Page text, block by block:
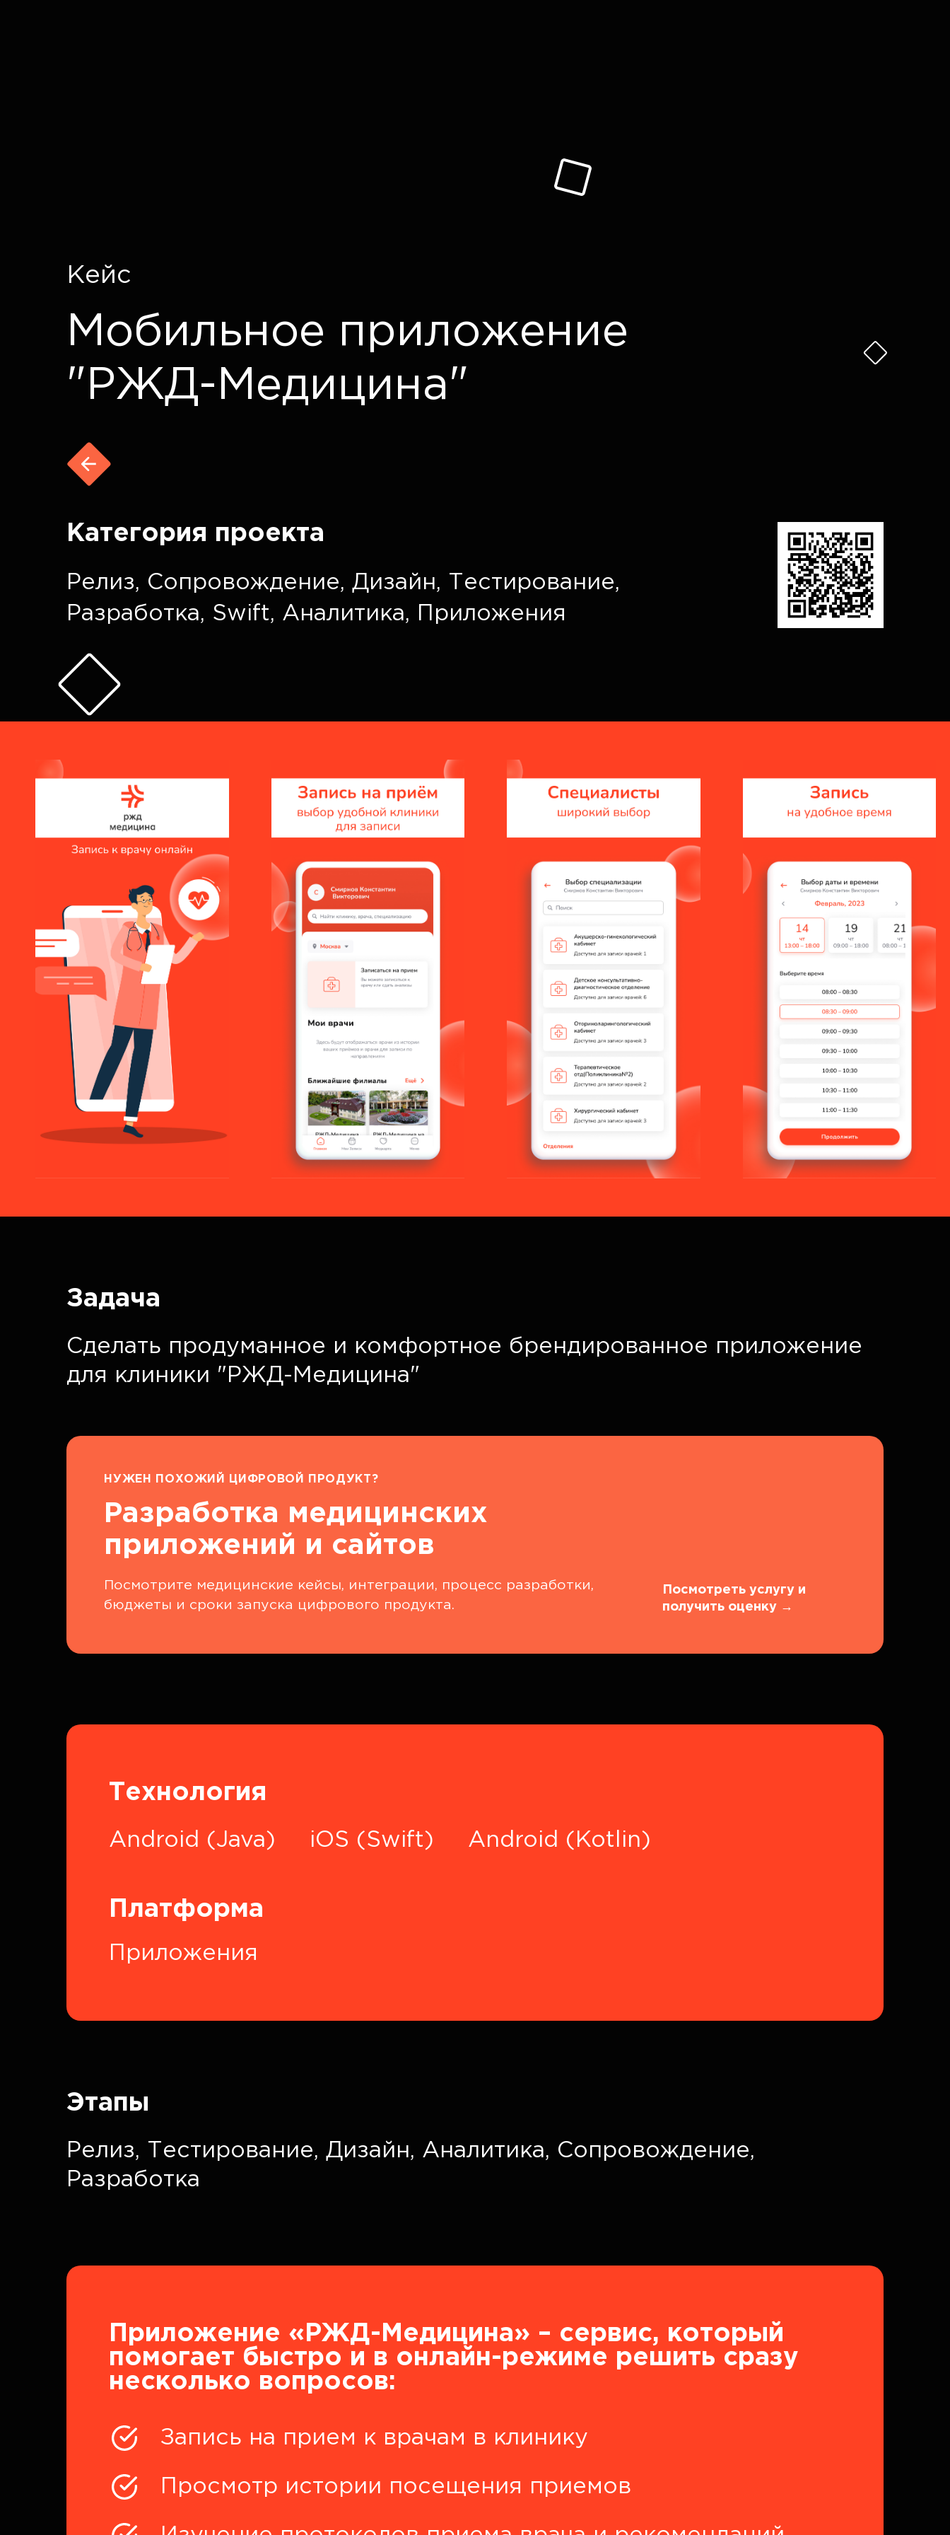
Кейс
Мобильное приложение
"РЖД-Медицина"
Категория проекта
Релиз, Сопровождение, Дизайн, Тестирование,
Разработка, Swift, Аналитика, Приложения
Задача
Сделать продуманное и комфортное брендированное приложение
для клиники "РЖД-Медицина"
НУЖЕН ПОХОЖИЙ ЦИФРОВОЙ ПРОДУКТ?
Разработка медицинских
приложений и сайтов
Посмотрите медицинские кейсы, интеграции, процесс разработки,
бюджеты и сроки запуска цифрового продукта.
Посмотреть услугу и
получить оценку →
Технология
Android (Java) iOS (Swift) Android (Kotlin)
Платформа
Приложения
Этапы
Релиз, Тестирование, Дизайн, Аналитика, Сопровождение,
Разработка
Приложение «РЖД-Медицина» – сервис, который
помогает быстро и в онлайн-режиме решить сразу
несколько вопросов:
Запись на прием к врачам в клинику
Просмотр истории посещения приемов